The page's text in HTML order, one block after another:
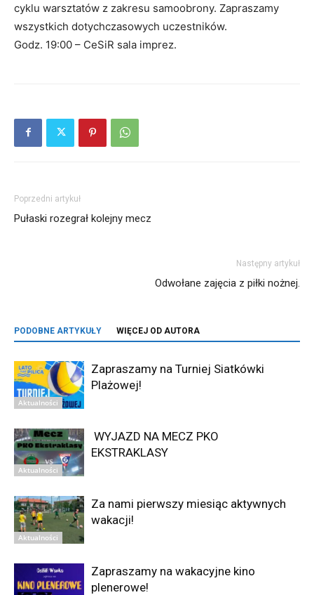
cyklu warsztatów z zakresu samoobrony. Zapraszamy
wszystkich dotychczasowych uczestników.
Godz. 19:00 – CeSiR sala imprez.
Poprzedni artykuł
Pułaski rozegrał kolejny mecz
Następny artykuł
Odwołane zajęcia z piłki nożnej.
PODOBNE ARTYKUŁY WIĘCEJ OD AUTORA
Aktualności
Zapraszamy na Turniej Siatkówki
Plażowej!
Aktualności
WYJAZD NA MECZ PKO
EKSTRAKLASY
Aktualności
Za nami pierwszy miesiąc aktywnych
wakacji!
Zapraszamy na wakacyjne kino
plenerowe!